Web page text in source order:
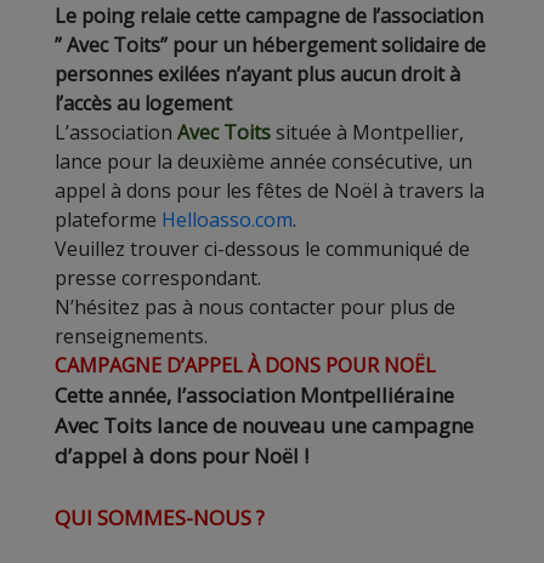
Le poing relaie cette campagne de l’association
” Avec Toits” pour un hébergement solidaire de
personnes exilées n’ayant plus aucun droit à
l’accès au logement
L’association Avec Toitssituée à Montpellier,
lance pour la deuxième année consécutive, un
appel à dons pour les fêtes de Noël à travers la
plateforme Helloasso.com.
Veuillez trouver ci-dessous le communiqué de
presse correspondant.
N’hésitez pas à nous contacter pour plus de
renseignements.
CAMPAGNE D’APPEL À DONS POUR NOËL
Cette année, l’association Montpelliéraine
Avec Toits lance de nouveau une campagne
d’appel à dons pour Noël !
QUI SOMMES-NOUS ?